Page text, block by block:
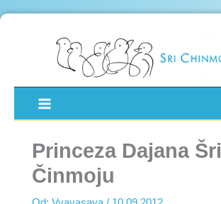
Pređi
Princeza Dajana Šri
Činmoju